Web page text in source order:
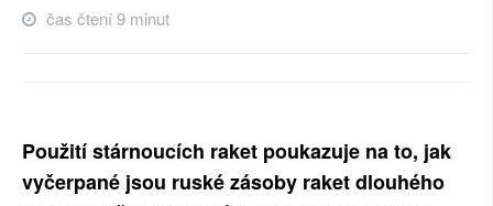
RUBRIKY
PLNÁ VERZE STRÁNEK
čas čtení 9 minut
Použití stárnoucích raket poukazuje na to, jak
vyčerpané jsou ruské zásoby raket dlouhého